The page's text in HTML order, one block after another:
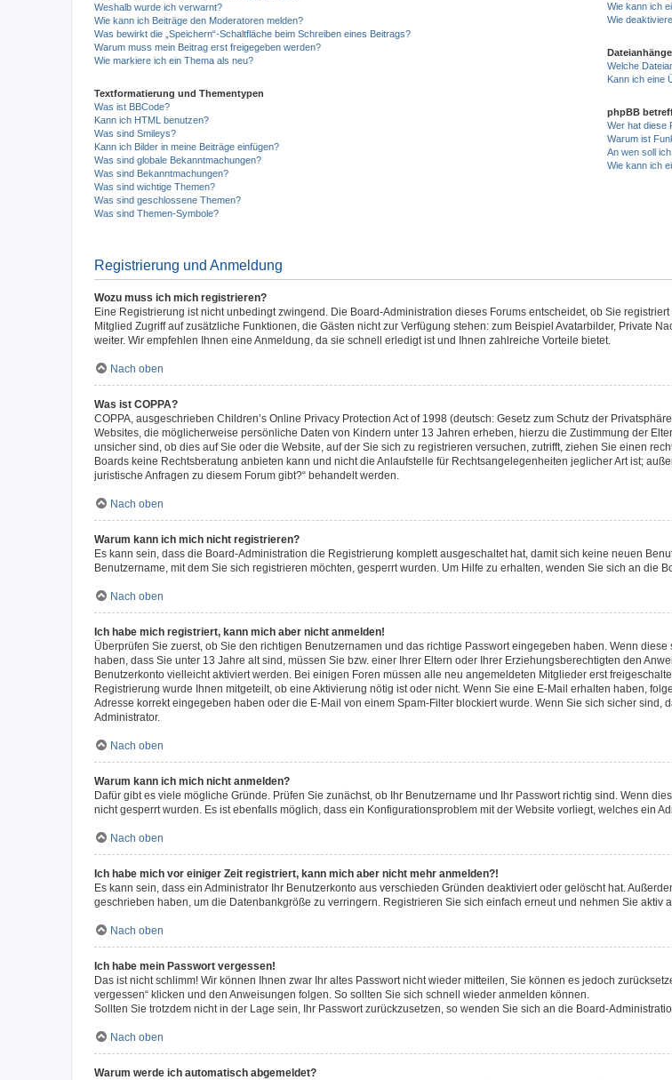
Weshalb wurde ich verwarnt?
Wie kann ich Beiträge den Moderatoren melden?
Was bewirkt die „Speichern“-Schaltfläche beim Schreiben eines Beitrags?
Warum muss mein Beitrag erst freigegeben werden?
Wie markiere ich ein Thema als neu?
Textformatierung und Thementypen
Was ist BBCode?
Kann ich HTML benutzen?
Was sind Smileys?
Kann ich Bilder in meine Beiträge einfügen?
Was sind globale Bekanntmachungen?
Was sind Bekanntmachungen?
Was sind wichtige Themen?
Was sind geschlossene Themen?
Was sind Themen-Symbole?
Wie kann ich
Wie
Dateianhänge
Welche
Kann ich eine
phpBB
Wer hat diese
Warum ist
An wen soll
Wie kann ich
Registrierung und Anmeldung
Wozu muss ich mich registrieren?
Eine Registrierung ist nicht unbedingt zwingend. Die Board-Administration dieses Forums entscheidet, ob Sie
Mitglied Zugriff auf zusätzliche Funktionen, die Gästen nicht zur Verfügung stehen: zum Beispiel Avatarbilder, Private
weiter. Wir empfehlen Ihnen eine Anmeldung, da sie schnell erledigt ist und Ihnen zahlreiche Vorteile bietet.
Nach oben
Was ist COPPA?
COPPA, ausgeschrieben Children’s Online Privacy Protection Act of 1998 (deutsch: Gesetz zum Schutz der
Websites, die möglicherweise persönliche Daten von Kindern unter 13 Jahren erheben, hierzu die Zustimmung der
unsicher sind, ob dies auf Sie oder die Website, auf der Sie sich zu registrieren versuchen, zutrifft, ziehen Sie einen
Boards keine Rechtsberatung anbieten kann und nicht die Anlaufstelle für Rechtsangelegenheiten jeglicher Art ist;
juristische Anfragen zu diesem Forum gibt?“ behandelt werden.
Nach oben
Warum kann ich mich nicht registrieren?
Es kann sein, dass die Board-Administration die Registrierung komplett ausgeschaltet hat, damit sich keine neuen
Benutzername, mit dem Sie sich registrieren möchten, gesperrt wurden. Um Hilfe zu erhalten, wenden Sie sich an die
Nach oben
Ich habe mich registriert, kann mich aber nicht anmelden!
Überprüfen Sie zuerst, ob Sie den richtigen Benutzernamen und das richtige Passwort eingegeben haben. Wenn
haben, dass Sie unter 13 Jahre alt sind, müssen Sie bzw. einer Ihrer Eltern oder Ihrer Erziehungsberechtigten den
Benutzerkonto vielleicht aktiviert werden. Bei einigen Foren müssen alle neu angemeldeten Mitglieder erst
Registrierung wurde Ihnen mitgeteilt, ob eine Aktivierung nötig ist oder nicht. Wenn Sie eine E-Mail erhalten haben,
Adresse korrekt eingegeben haben oder die E-Mail von einem Spam-Filter blockiert wurde. Wenn Sie sich sicher
Administrator.
Nach oben
Warum kann ich mich nicht anmelden?
Dafür gibt es viele mögliche Gründe. Prüfen Sie zunächst, ob Ihr Benutzername und Ihr Passwort richtig sind. Wenn
nicht gesperrt wurden. Es ist ebenfalls möglich, dass ein Konfigurationsproblem mit der Website vorliegt, welches ein
Nach oben
Ich habe mich vor einiger Zeit registriert, kann mich aber nicht mehr anmelden?!
Es kann sein, dass ein Administrator Ihr Benutzerkonto aus verschieden Gründen deaktiviert oder gelöscht hat.
geschrieben haben, um die Datenbankgröße zu verringern. Registrieren Sie sich einfach erneut und nehmen Sie aktiv
Nach oben
Ich habe mein Passwort vergessen!
Das ist nicht schlimm! Wir können Ihnen zwar Ihr altes Passwort nicht wieder mitteilen, Sie können es jedoch
vergessen“ klicken und den Anweisungen folgen. So sollten Sie sich schnell wieder anmelden können.
Sollten Sie trotzdem nicht in der Lage sein, Ihr Passwort zurückzusetzen, so wenden Sie sich an die Board-
Nach oben
Warum werde ich automatisch abgemeldet?